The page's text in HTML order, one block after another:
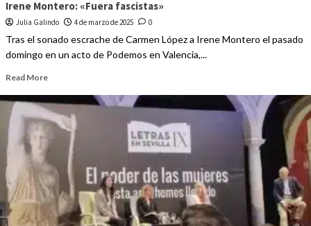
Irene Montero: «Fuera fascistas»
Julia Galindo 4 de marzo de 2025 0
Tras el sonado escrache de Carmen López a Irene Montero el pasado
domingo en un acto de Podemos en Valencia,...
Read More